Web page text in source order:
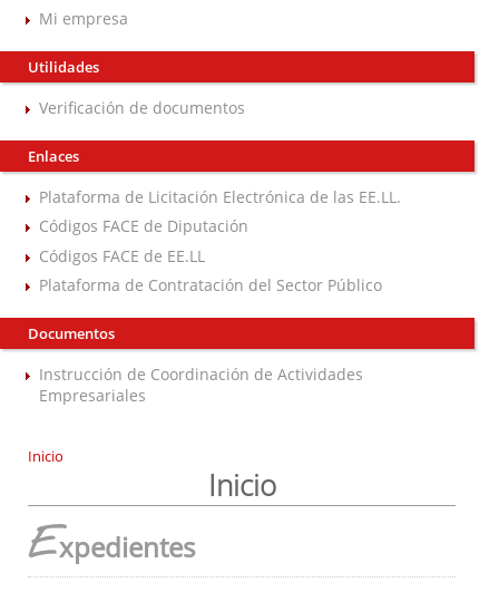
Mi empresa
Utilidades
Verificación de documentos
Enlaces
Plataforma de Licitación Electrónica de las EE.LL.
Códigos FACE de Diputación
Códigos FACE de EE.LL
Plataforma de Contratación del Sector Público
Documentos
Instrucción de Coordinación de Actividades
Empresariales
Inicio
Inicio
Expedientes